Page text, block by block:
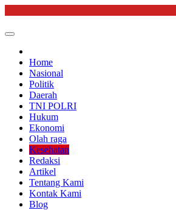
content
Home
Nasional
Politik
Daerah
TNI POLRI
Hukum
Ekonomi
Olah raga
Kesehatan
Redaksi
Artikel
Tentang Kami
Kontak Kami
Blog